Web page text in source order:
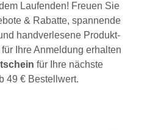
Laufenden! Freuen Sie
& Rabatte, spannende
handverlesene Produkt-
Ihre Anmeldung erhalten
für Ihre nächste
49 € Bestellwert.